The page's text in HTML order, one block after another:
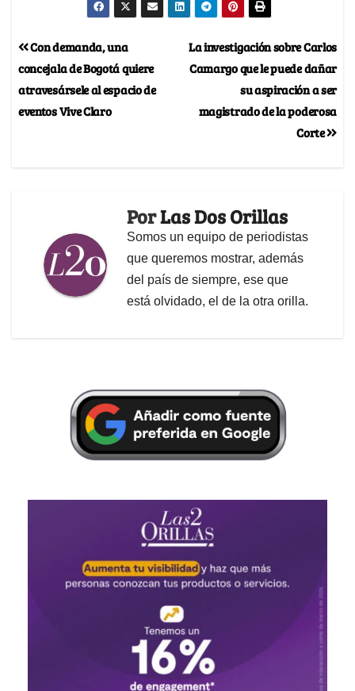
La investigación sobre Carlos
Camargo que le puede dañar
su aspiración a ser
magistrado de la poderosa
Corte
Con demanda, una
concejala de Bogotá quiere
atravesársele al espacio de
eventos Vive Claro
PorLas Dos Orillas
Somos un equipo de periodistas
que queremos mostrar, además
del país de siempre, ese que
está olvidado, el de la otra orilla.